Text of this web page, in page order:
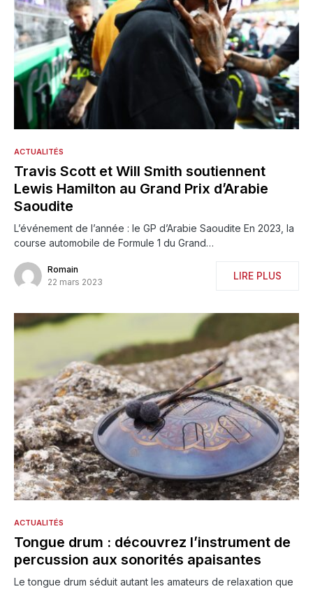
ACTUALITÉS
Travis Scott et Will Smith soutiennent
Lewis Hamilton au Grand Prix d’Arabie
Saoudite
L’événement de l’année : le GP d’Arabie Saoudite En 2023, la
course automobile de Formule 1 du Grand…
Romain
22 mars 2023
LIRE PLUS
ACTUALITÉS
Tongue drum : découvrez l’instrument de
percussion aux sonorités apaisantes
Le tongue drum séduit autant les amateurs de relaxation que